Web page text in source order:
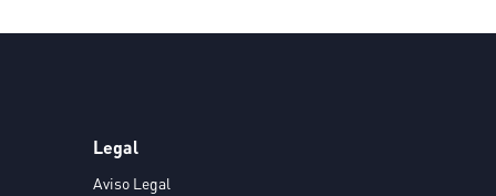
Legal
Aviso Legal